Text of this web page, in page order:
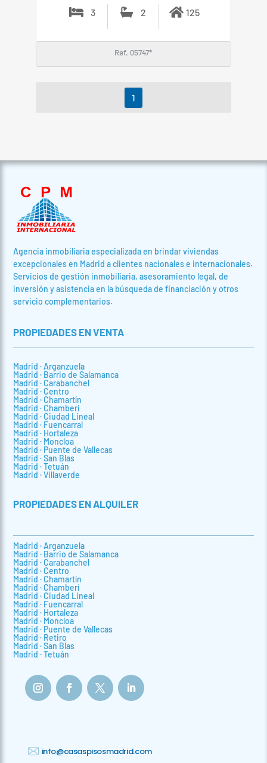
3 2 125
Ref. 05747*
1
Agencia inmobiliaria especializada en brindar viviendas
excepcionales en Madrid a clientes nacionales e internacionales.
Servicios de gestión inmobiliaria, asesoramiento legal, de
inversión y asistencia en la búsqueda de financiación y otros
servicio complementarios.
PROPIEDADES EN VENTA
Madrid · Arganzuela
Madrid · Barrio de Salamanca
Madrid · Carabanchel
Madrid · Centro
Madrid · Chamartín
Madrid · Chamberí
Madrid · Ciudad Lineal
Madrid · Fuencarral
Madrid · Hortaleza
Madrid · Moncloa
Madrid · Puente de Vallecas
Madrid · San Blas
Madrid · Tetuán
Madrid · Villaverde
PROPIEDADES EN ALQUILER
Madrid · Arganzuela
Madrid · Barrio de Salamanca
Madrid · Carabanchel
Madrid · Centro
Madrid · Chamartín
Madrid · Chamberí
Madrid · Ciudad Lineal
Madrid · Fuencarral
Madrid · Hortaleza
Madrid · Moncloa
Madrid · Puente de Vallecas
Madrid · Retiro
Madrid · San Blas
Madrid · Tetuán
info@casaspisosmadrid.com